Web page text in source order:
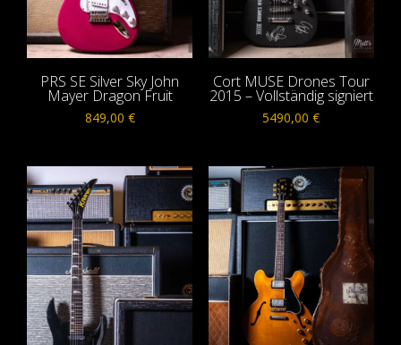
PRS SE Silver Sky John
Mayer Dragon Fruit
849,00 €
Cort MUSE Drones Tour
2015 – Vollständig signiert
5490,00€